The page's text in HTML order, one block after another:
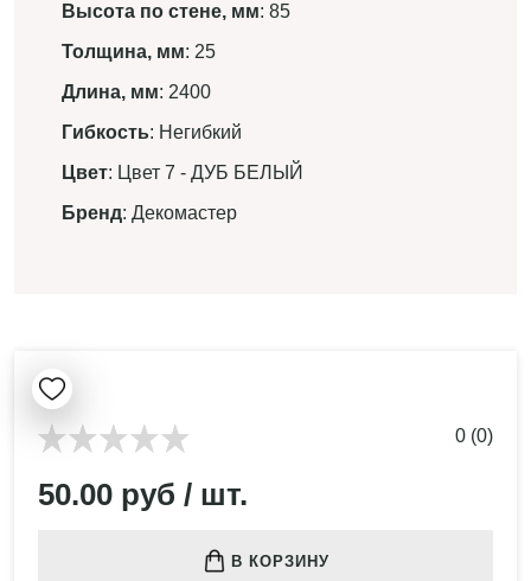
Высота по стене, мм: 85
Толщина, мм: 25
Длина, мм: 2400
Гибкость: Негибкий
Цвет: Цвет 7 - ДУБ БЕЛЫЙ
Бренд: Декомастер
0 (0)
50.00 руб / шт.
В КОРЗИНУ